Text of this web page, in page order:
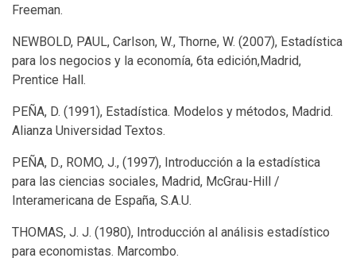
Freeman.
NEWBOLD, PAUL, Carlson, W., Thorne, W. (2007), Estadística
para los negocios y la economía, 6ta edición,Madrid,
Prentice Hall.
PEÑA, D. (1991), Estadística. Modelos y métodos, Madrid.
Alianza Universidad Textos.
PEÑA, D., ROMO, J., (1997), Introducción a la estadística
para las ciencias sociales, Madrid, McGrau-Hill /
Interamericana de España, S.A.U.
THOMAS, J. J. (1980), Introducción al análisis estadístico
para economistas. Marcombo.